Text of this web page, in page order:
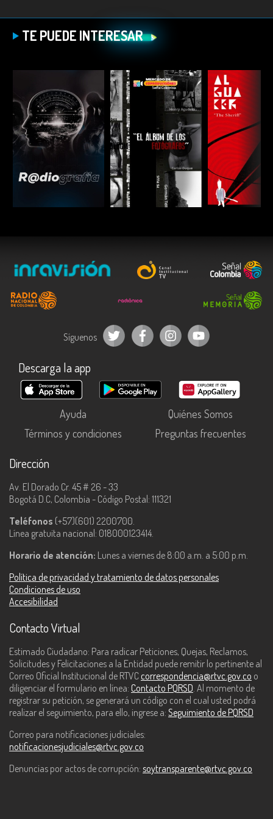
TE PUEDE INTERESAR
ESCUCHAR
Síguenos
Descarga la app
Ayuda
Quiénes Somos
Términos y condiciones
Preguntas frecuentes
Dirección
Av. El Dorado Cr. 45 # 26 - 33
Bogotá D.C, Colombia - Código Postal: 111321
Teléfonos (+57)(601) 2200700.
Línea gratuita nacional: 018000123414.
Horario de atención: Lunes a viernes de 8:00 a.m. a 5:00 p.m.
Política de privacidad y tratamiento de datos personales
Condiciones de uso
Accesibilidad
Contacto Virtual
Estimado Ciudadano: Para radicar Peticiones, Quejas, Reclamos,
Solicitudes y Felicitaciones a la Entidad puede remitir lo pertinente al
Correo Oficial Institucional de RTVC correspondencia@rtvc.gov.co o
diligenciar el formulario en línea: Contacto PQRSD . Al momento de
registrar su petición, se generará un código con el cual usted podrá
realizar el seguimiento, para ello, ingrese a: Seguimiento de PQRSD
Correo para notificaciones judiciales:
notificacionesjudiciales@rtvc.gov.co
Denuncias por actos de corrupción: soytransparente@rtvc.gov.co